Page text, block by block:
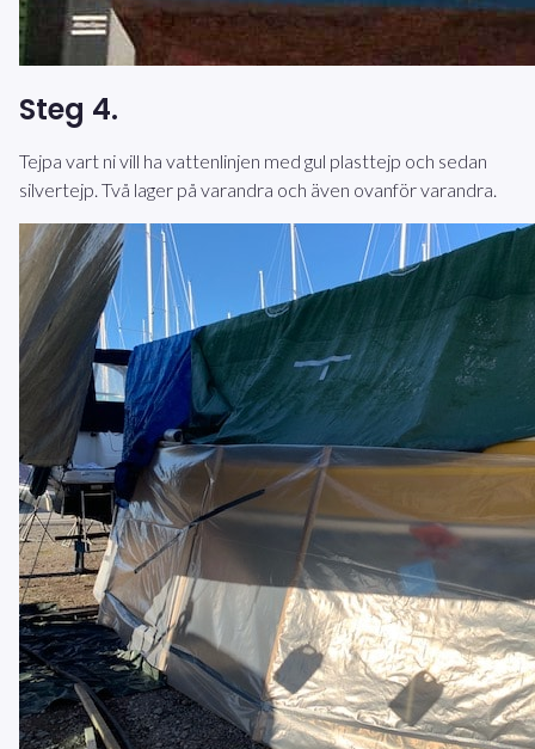
Steg 4.
Tejpa vart ni vill ha vattenlinjen med gul plasttejp och sedan
silvertejp. Två lager på varandra och även ovanför varandra.